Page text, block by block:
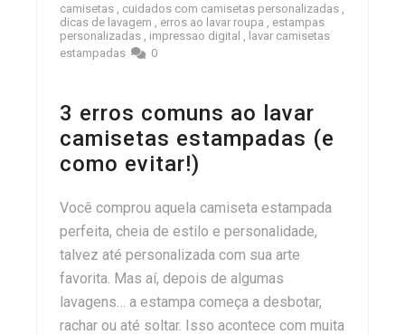
camisetas
cuidados com camisetas personalizadas
dicas de lavagem
erros ao lavar roupa
estampas
personalizadas
impressao digital
lavar camisetas
estampadas
0
3 erros comuns ao lavar
camisetas estampadas (e
como evitar!)
Você comprou aquela camiseta estampada
perfeita, cheia de estilo e personalidade,
talvez até personalizada com sua arte
favorita. Mas aí, depois de algumas
lavagens… a estampa começa a desbotar,
rachar ou até soltar. Isso acontece com muita